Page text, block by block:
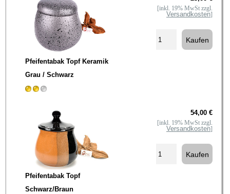
Pfeifentabak Topf Keramik
Grau / Schwarz
[inkl. 19% MwSt zzgl.
Versandkosten]
Pfeifentabak Topf
Schwarz/Braun
54,00 €
[inkl. 19% MwSt zzgl.
Versandkosten]